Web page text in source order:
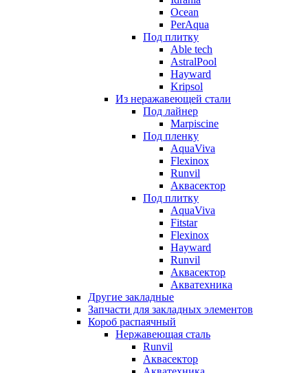
Ocean
PerAqua
Под плитку
Able tech
AstralPool
Hayward
Kripsol
Из неражавеющей стали
Под лайнер
Marpiscine
Под пленку
AquaViva
Flexinox
Runvil
Аквасектор
Под плитку
AquaViva
Fitstar
Flexinox
Hayward
Runvil
Аквасектор
Акватехника
Другие закладные
Запчасти для закладных элементов
Короб распаячный
Нержавеющая сталь
Runvil
Аквасектор